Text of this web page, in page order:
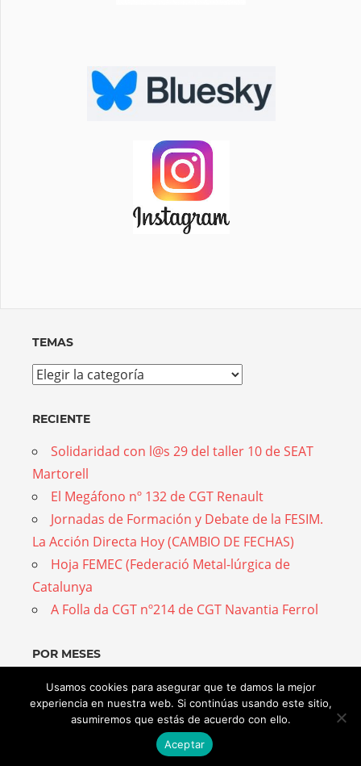
TEMAS
Temas
RECIENTE
Solidaridad con l@s 29 del taller 10 de SEAT
Martorell
El Megáfono nº 132 de CGT Renault
Jornadas de Formación y Debate de la FESIM.
La Acción Directa Hoy (CAMBIO DE FECHAS)
Hoja FEMEC (Federació Metal-lúrgica de
Catalunya
A Folla da CGT nº214 de CGT Navantia Ferrol
POR MESES
Por
meses
WordPress Theme: Admiral by ThemeZee.
Usamos cookies para asegurar que te damos la mejor
experiencia en nuestra web. Si continúas usando este sitio,
asumiremos que estás de acuerdo con ello.
Aceptar